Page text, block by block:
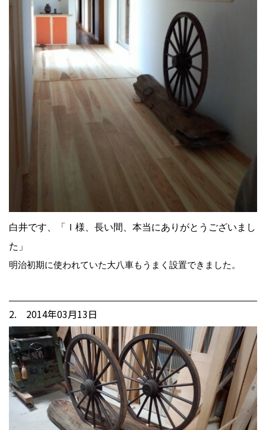
白井です、「Ｉ様、長い間、本当にありがとうございまし
た」
明治初期に使われていた大八車もうまく設置できました。
2. 2014年03月13日